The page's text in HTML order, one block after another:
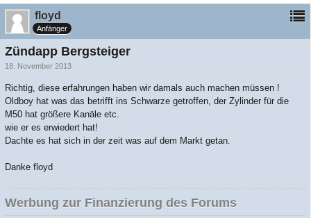
floyd
Anfänger
Zündapp Bergsteiger
18. November 2013
Richtig, diese erfahrungen haben wir damals auch machen müssen !
Oldboy hat was das betrifft ins Schwarze getroffen, der Zylinder für die
M50 hat größere Kanäle etc.
wie er es erwiedert hat!
Dachte es hat sich in der zeit was auf dem Markt getan.
Danke floyd
Werbung zur Finanzierung des Forums